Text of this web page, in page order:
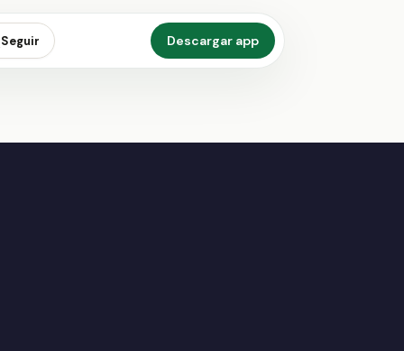
Seguir Descargar app